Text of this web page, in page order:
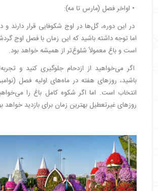
• اواخر فصل (مارس تا مه):
در این دوره، گل‌ها در اوج شکوفایی قرار دارند
اما توجه داشته باشید که این زمان با فصل اوج
است و باغ معمولاً شلوغ‌تر از همیشه خواهد بود.
اگر می‌خواهید از ازدحام جلوگیری کنید و
باشید، روزهای هفته در ماه‌های اولیه فصل
انتخاب است. اما اگر شکوه کامل باغ را
روزهای غیرتعطیل بهترین زمان برای بازدید خواهد